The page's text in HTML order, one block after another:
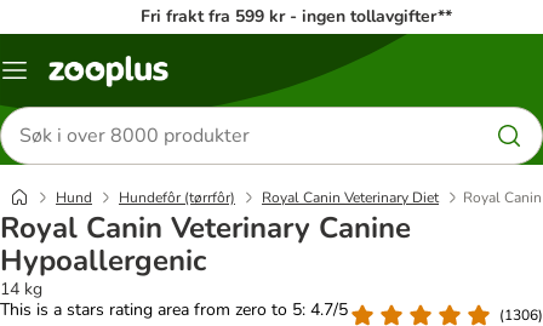
Fri frakt fra 599 kr - ingen tollavgifter**
Katalogmeny
Søk
etter
produkter
Hund Hundefôr (tørrfôr) Royal Canin Veterinary Diet Royal
Royal Canin Veterinary Canine
Hypoallergenic
14 kg
This is a stars rating area from zero to 5: 4.7/5
(1306)